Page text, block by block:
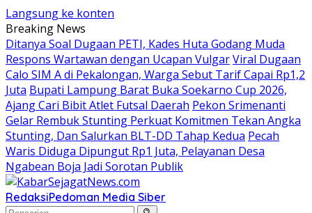
Langsung ke konten
Breaking News
Ditanya Soal Dugaan PETI, Kades Huta Godang Muda
Respons Wartawan dengan Ucapan VulgarViral Dugaan
Calo SIM A di Pekalongan, Warga Sebut Tarif Capai Rp1,2
Juta Bupati Lampung Barat Buka Soekarno Cup 2026,
Ajang Cari Bibit Atlet Futsal Daerah Pekon Srimenanti
Gelar Rembuk Stunting Perkuat Komitmen Tekan Angka
Stunting, Dan Salurkan BLT-DD Tahap Kedua Pecah
Waris Diduga Dipungut Rp1 Juta, Pelayanan Desa
Ngabean Boja Jadi Sorotan Publik
RedaksiPedoman Media Siber